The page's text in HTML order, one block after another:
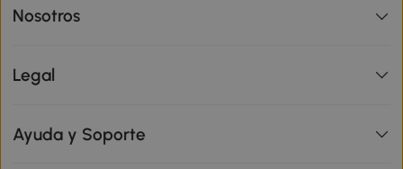
Nosotros
Legal
Ayuda y Soporte